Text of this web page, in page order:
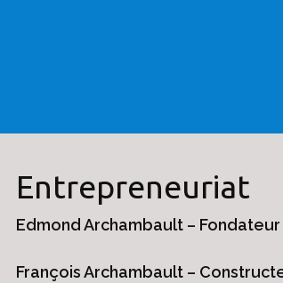
Entrepreneuriat
Edmond Archambault – Fondateur
François Archambault –